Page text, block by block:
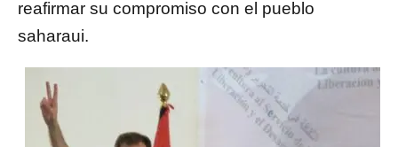
reafirmar su compromiso con el pueblo
saharaui.